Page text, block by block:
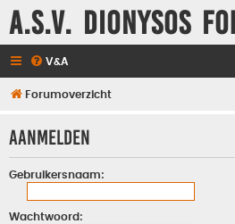
A.S.V. Dionysos
V&A
Forumoverzicht
Aanmelden
Gebruikersnaam:
Wachtwoord: